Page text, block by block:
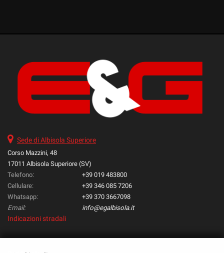
Sede di Albisola Superiore
Corso Mazzini, 48
17011 Albisola Superiore (SV)
Telefono:
+39 019 483800
Cellulare:
+39 346 085 7206
Whatsapp:
+39 370 3667098
Email:
info@egalbisola.it
Indicazioni stradali